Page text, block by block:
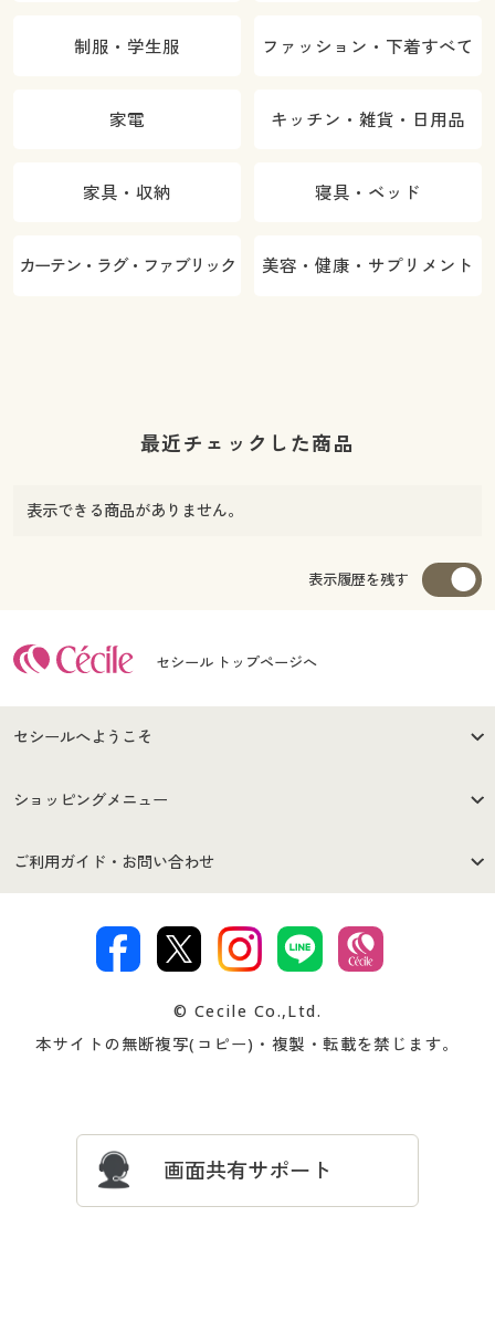
制服・学生服 ファッション・下着すべて
家電 キッチン・雑貨・日用品
家具・収納 寝具・ベッド
カーテン・ラグ・ファブリック 美容・健康・サプリメント
最近チェックした商品
表示できる商品がありません。
表示履歴を残す
セシール トップページへ
セシールへようこそ
はじめての方へ
セシールご利用規約
著作権・商標について 会社案内
ショッピングメニュー
商品カテゴリ
プレゼント＆キャンペーン サイトマップ
ご利用ガイド・お問い合わせ
交換・返品は お支払は
ついて
忘れの場合
© Cecile Co.,Ltd.
本サイトの無断複写(コピー)・複製・転載を禁じます。
画面共有サポート